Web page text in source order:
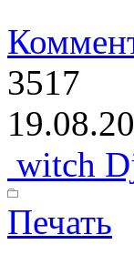
3517
witch
Печать